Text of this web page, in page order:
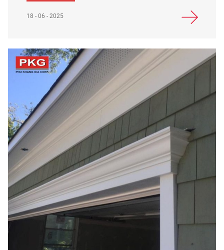
18 - 06 - 2025